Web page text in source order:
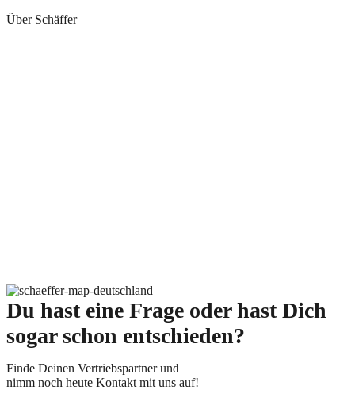
Über Schäffer
Du hast eine Frage oder hast Dich
sogar schon entschieden?
Finde Deinen Vertriebspartner und
nimm noch heute Kontakt mit uns auf!